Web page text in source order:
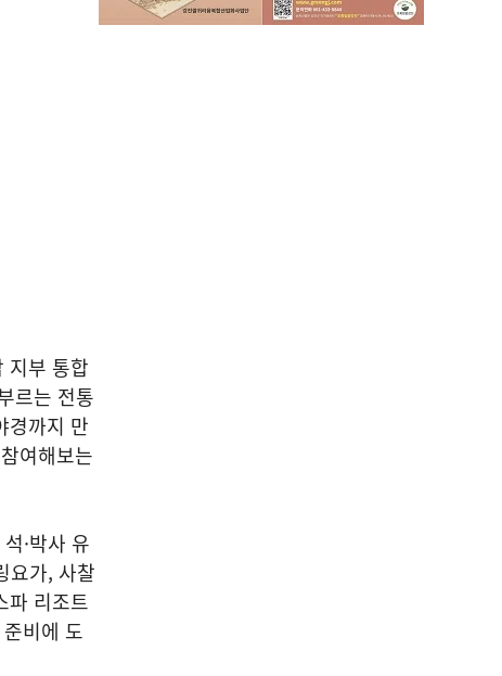
지부 통합
르는 전통
경까지 만
여해보는
·박사 유
요가, 사찰
파 리조트
비에 도